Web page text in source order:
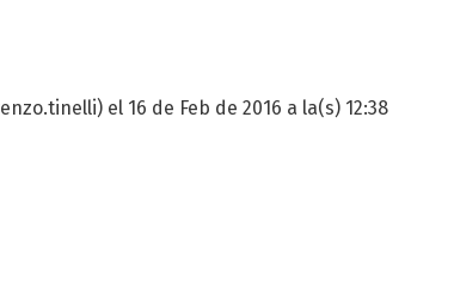
el 16 de Feb de 2016 a la(s) 12:38